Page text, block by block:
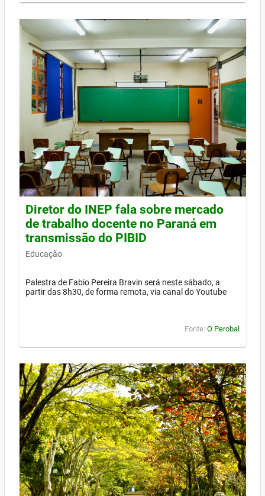
Diretor do INEP fala sobre mercado
de trabalho docente no Paraná em
transmissão do PIBID
Educação
Palestra de Fabio Pereira Bravin será neste sábado, a
partir das 8h30, de forma remota, via canal do Youtube
Fonte: O Perobal